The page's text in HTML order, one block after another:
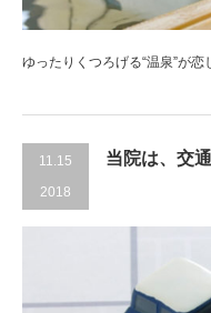
ゆったりくつろげる“温泉”が恋
11.15
2018
当院は、交